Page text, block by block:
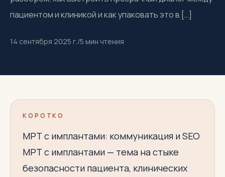
пациентом и клиникой и как упаковать это в […]
14 сентября 2025 г./5 мин чтения
КОРОТКО
МРТ с имплантами: коммуникация и SEO
МРТ с имплантами — тема на стыке
безопасности пациента, клинических